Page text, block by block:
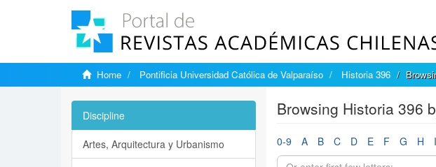
Home Pontificia Universidad Católica de Valparaíso Historia 396
Browsing Historia 396
0-9 A B C D E F G H I
Discipline
Artes, Arquitectura y Urbanismo